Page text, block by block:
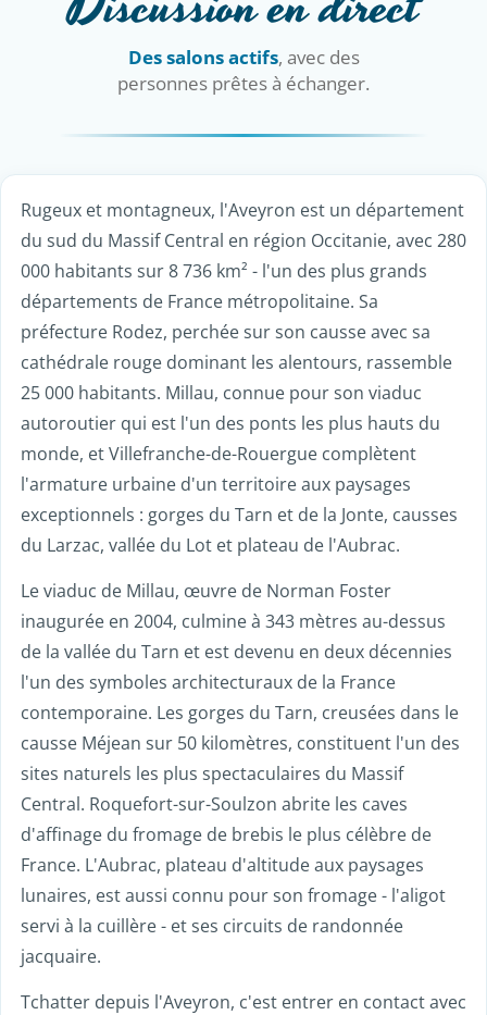
Des salons actifs, avec des
personnes prêtes à échanger.
Rugeux et montagneux, l'Aveyron est un département
du sud du Massif Central en région Occitanie, avec 280
000 habitants sur 8 736 km² - l'un des plus grands
départements de France métropolitaine. Sa
préfecture Rodez, perchée sur son causse avec sa
cathédrale rouge dominant les alentours, rassemble
25 000 habitants. Millau, connue pour son viaduc
autoroutier qui est l'un des ponts les plus hauts du
monde, et Villefranche-de-Rouergue complètent
l'armature urbaine d'un territoire aux paysages
exceptionnels : gorges du Tarn et de la Jonte, causses
du Larzac, vallée du Lot et plateau de l'Aubrac.
Le viaduc de Millau, œuvre de Norman Foster
inaugurée en 2004, culmine à 343 mètres au-dessus
de la vallée du Tarn et est devenu en deux décennies
l'un des symboles architecturaux de la France
contemporaine. Les gorges du Tarn, creusées dans le
causse Méjean sur 50 kilomètres, constituent l'un des
sites naturels les plus spectaculaires du Massif
Central. Roquefort-sur-Soulzon abrite les caves
d'affinage du fromage de brebis le plus célèbre de
France. L'Aubrac, plateau d'altitude aux paysages
lunaires, est aussi connu pour son fromage - l'aligot
servi à la cuillère - et ses circuits de randonnée
jacquaire.
Tchatter depuis l'Aveyron, c'est entrer en contact avec